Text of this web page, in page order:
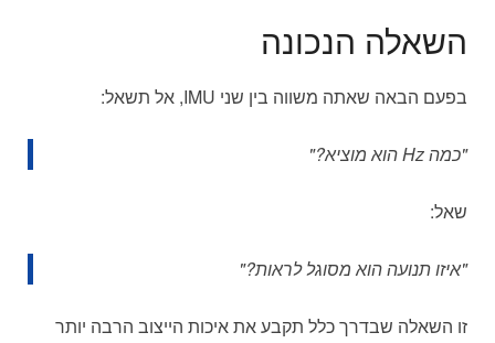
השאלה הנכונה
בפעם הבאה שאתה משווה בין שני IMU, אל תשאל:
"כמה Hz הוא מוציא?"
שאל:
"איזו תנועה הוא מסוגל לראות?"
זו השאלה שבדרך כלל תקבע את איכות הייצוב הרבה יותר